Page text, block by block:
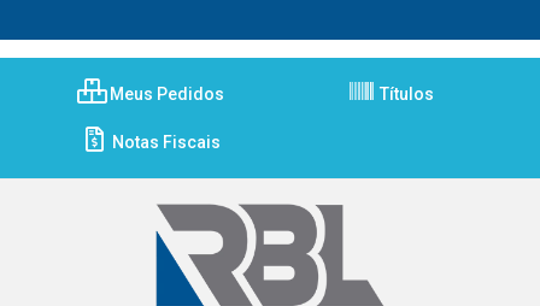
Meus Pedidos Títulos
Notas Fiscais